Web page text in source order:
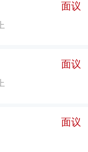
方标准7项。 拥有
光度计、高效液相
水线、电子胃镜和
(DR)车、高压氧
为保护劳动者健
维护社会和谐做出
面议
面议
面议